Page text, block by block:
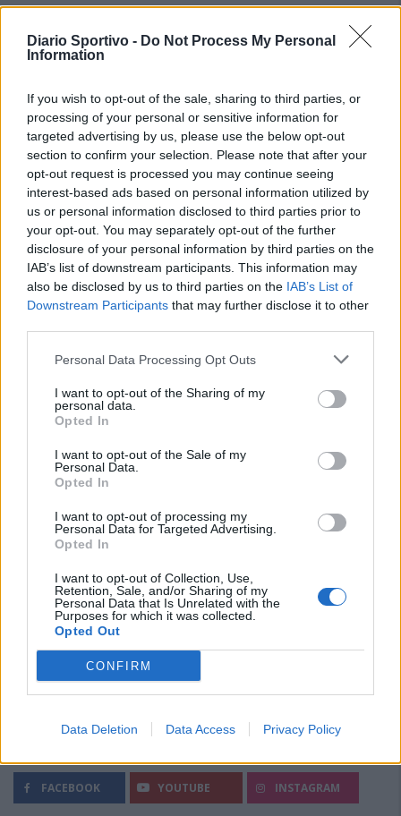
Diario Sportivo - Do Not Process My Personal
Information
If you wish to opt-out of the sale, sharing to third parties, or
processing of your personal or sensitive information for
targeted advertising by us, please use the below opt-out
section to confirm your selection. Please note that after your
opt-out request is processed you may continue seeing
interest-based ads based on personal information utilized by
us or personal information disclosed to third parties prior to
your opt-out. You may separately opt-out of the further
disclosure of your personal information by third parties on the
IAB’s list of downstream participants. This information may
also be disclosed by us to third parties on the IAB’s List of
Downstream Participants that may further disclose it to other
Personal Data Processing Opt Outs
I want to opt-out of the Sharing of my
personal data.
Opted In
I want to opt-out of the Sale of my
Personal Data.
Opted In
I want to opt-out of processing my
Personal Data for Targeted Advertising.
Opted In
I want to opt-out of Collection, Use,
Retention, Sale, and/or Sharing of my
Personal Data that Is Unrelated with the
Purposes for which it was collected.
Opted Out
CONFIRM
Data Deletion Data Access Privacy Policy
Amichevole Ossese: 3-1 al Cagliari Primavera,
doppietta di Tapparello
Il Latte Dolce prende Dumani dalla Torres,
Mascia, Sorgente, Lopes, Limberti e Cherchi
gli altri acquisti
8 Ago 2026
DPCM 3 dicembre, per il calcio dilettantistico
stop prolungato fino al 15 gennaio 2021
3 Dic 2020
Il Monastir riparte dai pilastri Masia, Pinna e
Aloia, il primo acquisto è Loru
7 Ago 2026
L'Ilva si completa con Markic, Contucci,
7 Ago 2026
FACEBOOK YOUTUBE INSTAGRAM